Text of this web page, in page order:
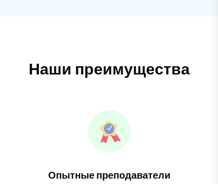
Наши преимущества
Опытные преподаватели